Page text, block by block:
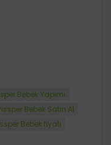
Bebek Yapımı
Bebek Satın Al
Bebek fiyatı